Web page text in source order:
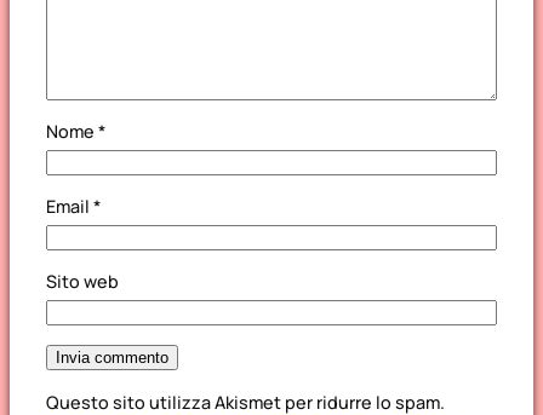
Nome *
Email *
Sito web
Questo sito utilizza Akismet per ridurre lo spam.